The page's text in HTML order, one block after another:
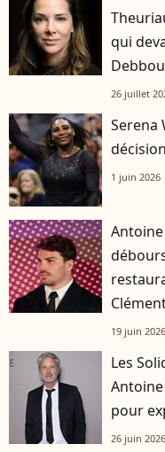
qui
26 juillet
Serena
1 juin 2026
19 juin 2026
Les
pour
26 juin 2026